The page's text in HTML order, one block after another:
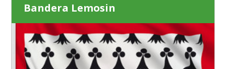
Bandera Lemosin